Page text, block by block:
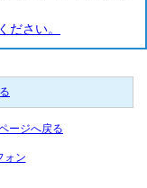
ださい。
ージへ戻る
ォン